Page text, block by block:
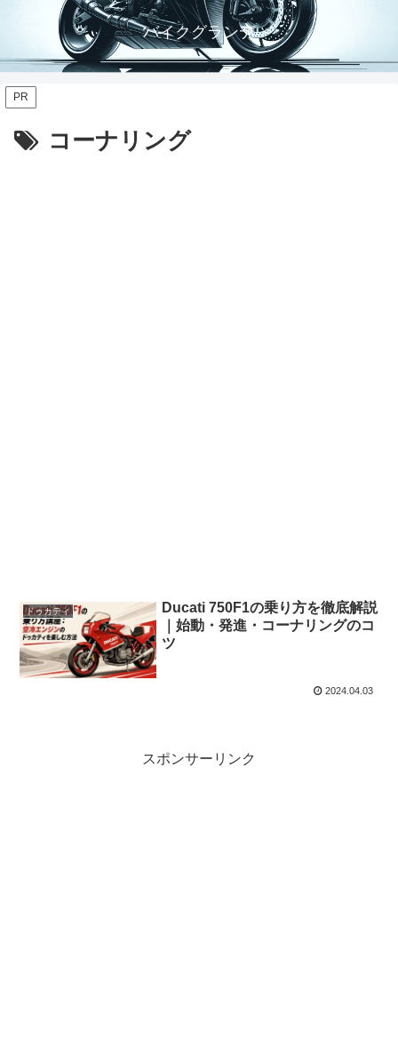
バイクグランデ
PR
コーナリング
ドゥカティ
Ducati 750F1の乗り方を徹底解説
｜始動・発進・コーナリングのコ
ツ
2024.04.03
スポンサーリンク